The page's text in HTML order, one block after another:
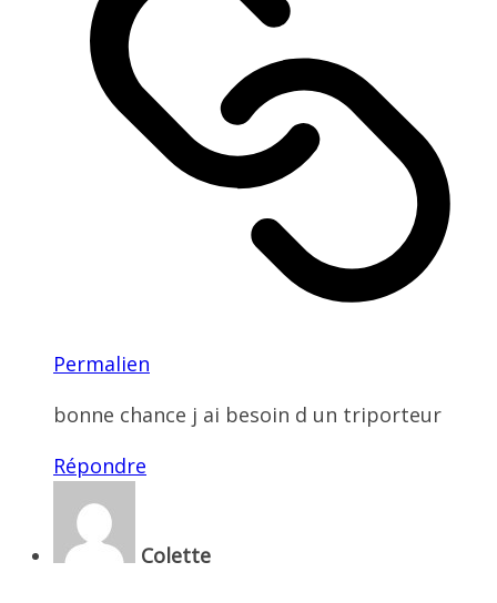
Permalien
bonne chance j ai besoin d un triporteur
Répondre
Colette